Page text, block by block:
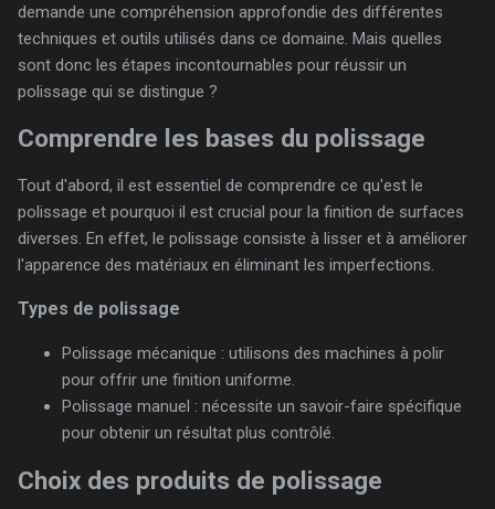
demande une compréhension approfondie des différentes
techniques et outils utilisés dans ce domaine. Mais quelles
sont donc les étapes incontournables pour réussir un
polissage qui se distingue ?
Comprendre les bases du polissage
Tout d'abord, il est essentiel de comprendre ce qu'est le
polissage et pourquoi il est crucial pour la finition de surfaces
diverses. En effet, le polissage consiste à lisser et à améliorer
l'apparence des matériaux en éliminant les imperfections.
Types de polissage
Polissage mécanique : utilisons des machines à polir
pour offrir une finition uniforme.
Polissage manuel : nécessite un savoir-faire spécifique
pour obtenir un résultat plus contrôlé.
Choix des produits de polissage